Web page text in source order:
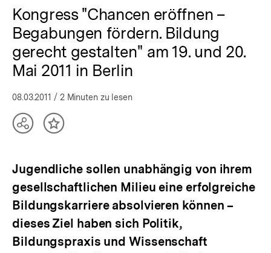
Kongress "Chancen eröffnen –
Begabungen fördern. Bildung
gerecht gestalten" am 19. und 20.
Mai 2011 in Berlin
08.03.2011 / 2 Minuten zu lesen
TeilenInhalt
Jugendliche sollen unabhängig von ihrem
gesellschaftlichen Milieu eine erfolgreiche
Bildungskarriere absolvieren können –
dieses Ziel haben sich Politik,
Bildungspraxis und Wissenschaft